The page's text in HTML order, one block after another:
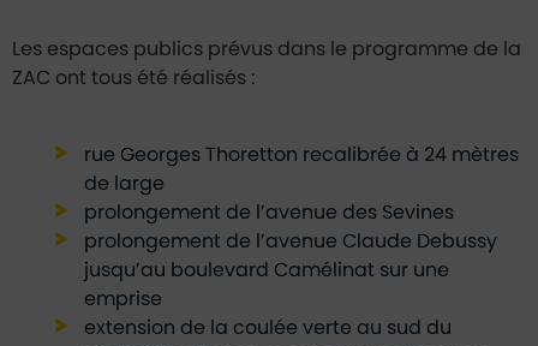
Les espaces publics prévus dans le programme de la
ZAC ont tous été réalisés :
rue Georges Thoretton recalibrée à 24 mètres
de large
prolongement de l’avenue des Sevines
prolongement de l’avenue Claude Debussy
jusqu’au boulevard Camélinat sur une
emprise
extension de la coulée verte au sud du